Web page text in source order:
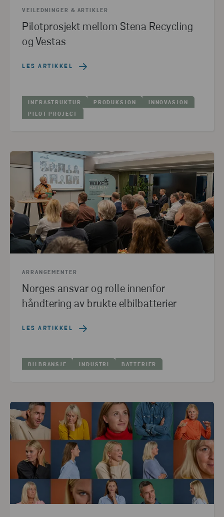
VEILEDNINGER & ARTIKLER
Pilotprosjekt mellom Stena Recycling
og Vestas
LES ARTIKKEL
INFRASTRUKTUR PRODUKSJON INNOVASJON
PILOT PROJECT
ARRANGEMENTER
Norges ansvar og rolle innenfor
håndtering av brukte elbilbatterier
LES ARTIKKEL
BILBRANSJE INDUSTRI BATTERIER